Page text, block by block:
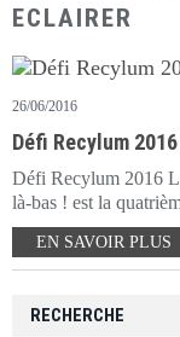
ECLAIRER
26/06/2016
Défi Recylum 2016
Défi Recylum 2016
là-bas ! est la
EN SAVOIR PLUS
RECHERCHE